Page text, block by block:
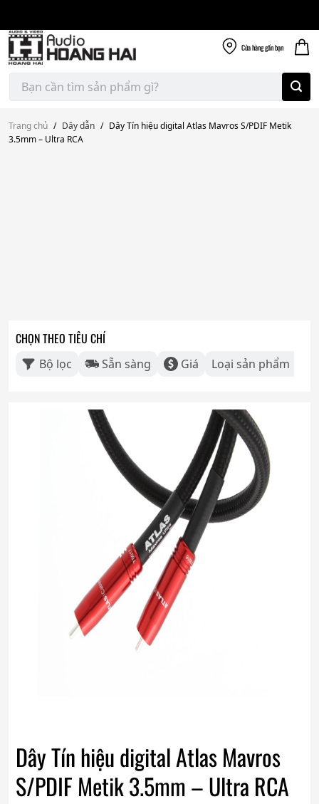
content
Cửa hànggần bạn
Tìm
kiếm:
Trang chủ / Dây dẫn / Dây Tín hiệu digital Atlas Mavros S/PDIF Metik
3.5mm – Ultra RCA
CHỌN THEO TIÊU CHÍ
Bộ lọc Sẵn sàng Giá Loại sản phẩm
Dây Tín hiệu digital Atlas Mavros
S/PDIF Metik 3.5mm – Ultra RCA